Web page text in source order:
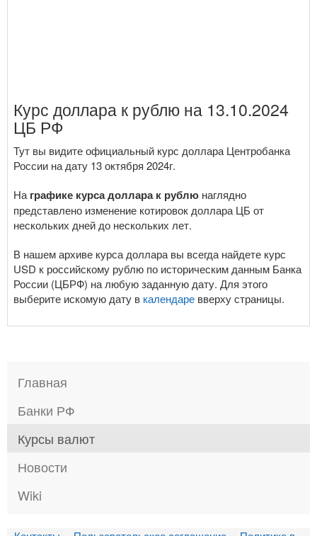
Курс доллара к рублю на 13.10.2024
ЦБ РФ
Тут вы видите официальный курс доллара Центробанка
России на дату 13 октября 2024г.
На графике курса доллара к рублю наглядно
представлено изменение котировок доллара ЦБ от
нескольких дней до нескольких лет.
В нашем архиве курса доллара вы всегда найдете курс
USD к российскому рублю по историческим данным Банка
России (ЦБРФ) на любую заданную дату. Для этого
выберите искомую дату в календаре вверху страницы.
Главная
Банки РФ
Курсы валют
Новости
Wiki